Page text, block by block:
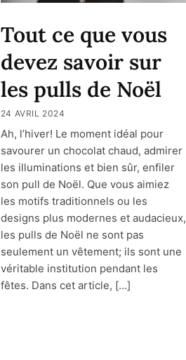
Tout ce que vous
devez savoir sur
les pulls de Noël
24 AVRIL 2024
Ah, l’hiver! Le moment idéal pour
savourer un chocolat chaud, admirer
les illuminations et bien sûr, enfiler
son pull de Noël. Que vous aimiez
les motifs traditionnels ou les
designs plus modernes et audacieux,
les pulls de Noël ne sont pas
seulement un vêtement; ils sont une
véritable institution pendant les
fêtes. Dans cet article, […]